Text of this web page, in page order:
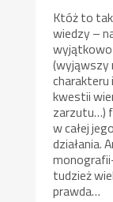
Któż to
wiedzy –
wyjątkowo
(wyjąwszy
kwestii
zarzutu…)
w całej
działania.
tudzież
prawda…